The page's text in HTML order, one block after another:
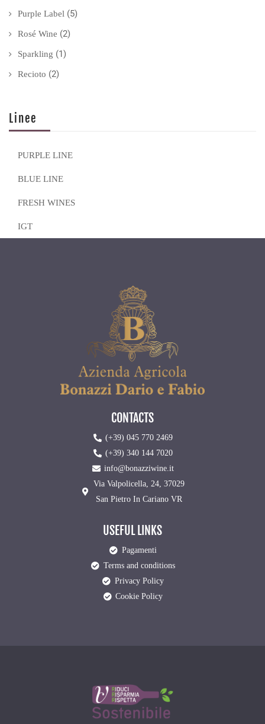
Purple Label (5)
Rosé Wine (2)
Sparkling (1)
Recioto (2)
Linee
PURPLE LINE
BLUE LINE
FRESH WINES
IGT
CONTACTS
(+39) 045 770 2469
(+39) 340 144 7020
info@bonazziwine.it
Via Valpolicella, 24, 37029
San Pietro In Cariano VR
USEFUL LINKS
Pagamenti
Terms and conditions
Privacy Policy
Cookie Policy